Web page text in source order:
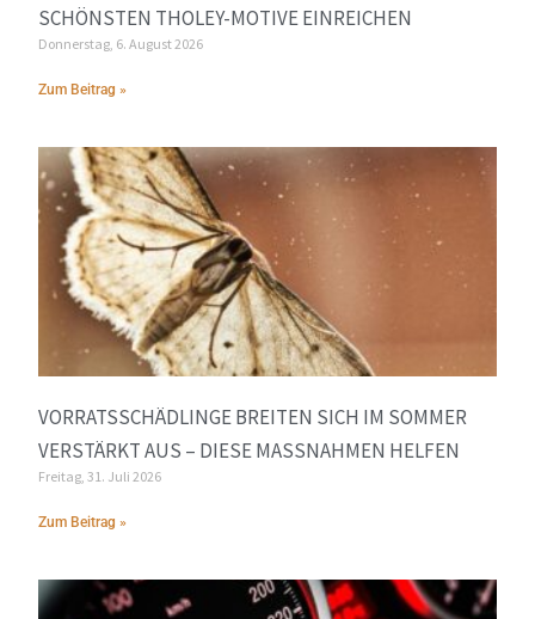
SCHÖNSTEN THOLEY-MOTIVE EINREICHEN
Donnerstag, 6. August 2026
Zum Beitrag »
VORRATSSCHÄDLINGE BREITEN SICH IM SOMMER
VERSTÄRKT AUS – DIESE MASSNAHMEN HELFEN
Freitag, 31. Juli 2026
Zum Beitrag »